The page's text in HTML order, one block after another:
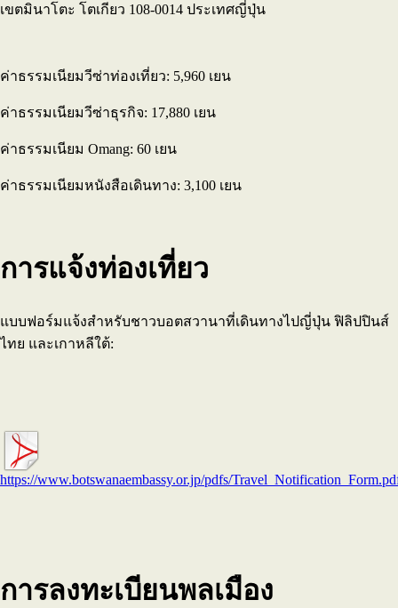
เขตมินาโตะ โตเกียว 108-0014 ประเทศญี่ปุ่น
ค่าธรรมเนียมวีซ่าท่องเที่ยว: 5,960 เยน
ค่าธรรมเนียมวีซ่าธุรกิจ: 17,880 เยน
ค่าธรรมเนียม Omang: 60 เยน
ค่าธรรมเนียมหนังสือเดินทาง: 3,100 เยน
การแจ้งท่องเที่ยว
แบบฟอร์มแจ้งสำหรับชาวบอตสวานาที่เดินทางไปญี่ปุ่น ฟิลิปปินส์
ไทย และเกาหลีใต้:
https://www.botswanaembassy.or.jp/pdfs/
การลงทะเบียนพลเมือง